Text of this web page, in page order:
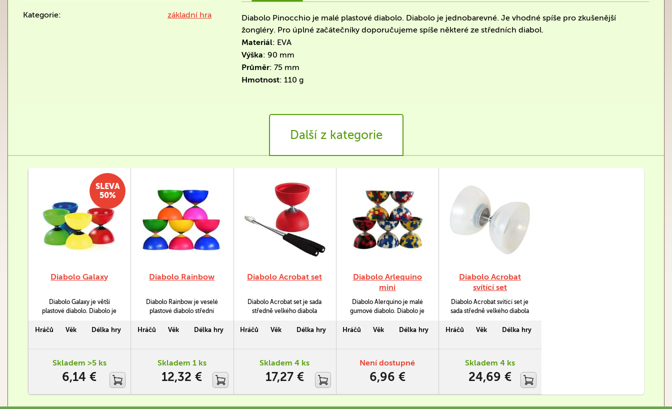
Kategorie: základní hra
Diabolo Pinocchio je malé plastové diabolo. Diabolo je jednobarevné. Je vhodné spíše pro zkušenější
žongléry. Pro úplné začátečníky doporučujeme spíše některé ze středních diabol.
Materiál: EVA
Výška: 90 mm
Průměr: 75 mm
Hmotnost: 110 g
Další z kategorie
Diabolo Galaxy
Diabolo Galaxy je větší
plastové diabolo. Diabolo je
zdatnější začátečníky a
Hráčů Věk Délka hry
Skladem >5 ks
6,14 €
SLEVA
50%
Diabolo Rainbow
Diabolo Rainbow je veselé
plastové diabolo střední
dvojbarevné. Je vhodné jak
Hráčů Věk Délka hry
Skladem 1 ks
12,32 €
Diabolo Acrobat set
Diabolo Acrobat set je sada
středně velkého diabola
plastu a kvalitních kovových
začátečníky a pokročilejší
žongléry.
Hráčů Věk Délka hry
Skladem 4 ks
17,27 €
Diabolo Arlequino
mini
Diabolo Alerquino je malé
gumové diabolo. Diabolo je
pokročilejší žongléry. Pro
případně větší gumové
diabolo Alerquino Beach Midi.
Hráčů Věk Délka hry
Není dostupné
6,96 €
Diabolo Acrobat
svítící set
Diabolo Acrobat svítící set je
sada středně velkého diabola
plastu a kvalitních kovových
pokročilejší žongléry.
Hráčů Věk Délka hry
Skladem 4 ks
24,69 €